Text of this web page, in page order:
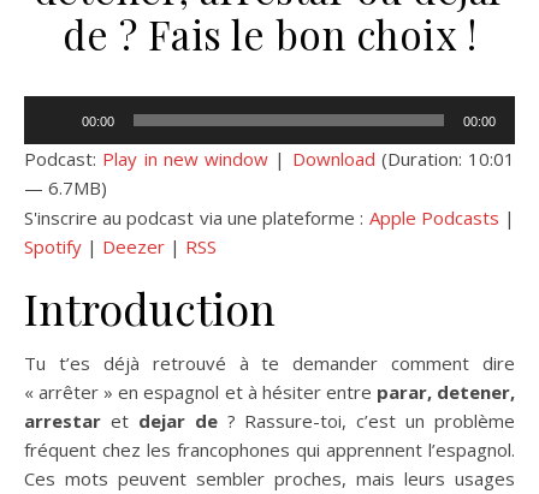
de ? Fais le bon choix !
audio
00:00 00:00
Podcast: Play in new window | Download (Duration: 10:01
— 6.7MB)
S'inscrire au podcast via une plateforme : Apple Podcasts |
Spotify | Deezer | RSS
Introduction
Tu t’es déjà retrouvé à te demander comment dire
« arrêter » en espagnol et à hésiter entre parar, detener,
arrestar et dejar de? Rassure-toi, c’est un problème
fréquent chez les francophones qui apprennent l’espagnol.
Ces mots peuvent sembler proches, mais leurs usages